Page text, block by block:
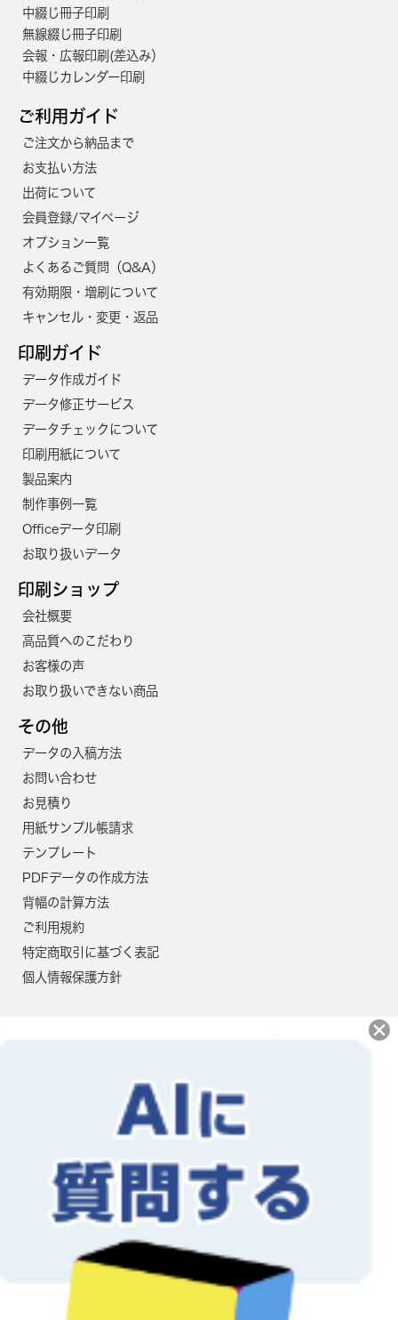
中綴じ冊子印刷
無線綴じ冊子印刷
会報・広報印刷(差込み）
中綴じカレンダー印刷
ご利用ガイド
ご注文から納品まで
お支払い方法
出荷について
会員登録/マイページ
オプション一覧
よくあるご質問（Q&A）
有効期限・増刷について
キャンセル・変更・返品
印刷ガイド
データ作成ガイド
データ修正サービス
データチェックについて
印刷用紙について
製品案内
制作事例一覧
Officeデータ印刷
お取り扱いデータ
印刷ショップ
会社概要
高品質へのこだわり
お客様の声
お取り扱いできない商品
その他
データの入稿方法
お問い合わせ
お見積り
用紙サンプル帳請求
テンプレート
PDFデータの作成方法
背幅の計算方法
ご利用規約
特定商取引に基づく表記
個人情報保護方針
当社では地球にやさしい大豆油イ
ンキ・植物油インキにて印刷を行
源保護に貢献しています。
公式アカウント